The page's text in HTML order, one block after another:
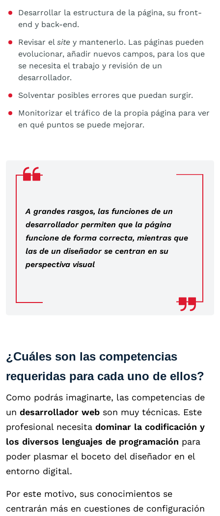
Desarrollar la estructura de la página, su front-
end y back-end.
Revisar el site y mantenerlo. Las páginas pueden
evolucionar, añadir nuevos campos, para los que
se necesita el trabajo y revisión de un
desarrollador.
Solventar posibles errores que puedan surgir.
Monitorizar el tráfico de la propia página para ver
en qué puntos se puede mejorar.
A grandes rasgos, las funciones de un
desarrollador permiten que la página
funcione de forma correcta, mientras que
las de un diseñador se centran en su
perspectiva visual
¿Cuáles son las competencias
requeridas para cada uno de ellos?
Como podrás imaginarte, las competencias de
un desarrollador web son muy técnicas. Este
profesional necesita dominar la codificación y
los diversos lenguajes de programación para
poder plasmar el boceto del diseñador en el
entorno digital.
Por este motivo, sus conocimientos se
centrarán más en cuestiones de configuración